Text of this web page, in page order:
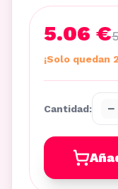
5.06 €
¡Solo quedan
Cantidad: −